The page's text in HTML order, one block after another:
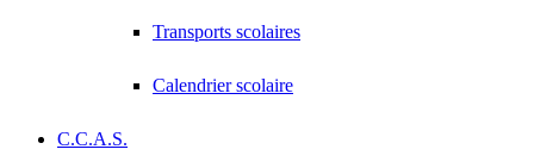
Transports scolaires
Calendrier scolaire
C.C.A.S.